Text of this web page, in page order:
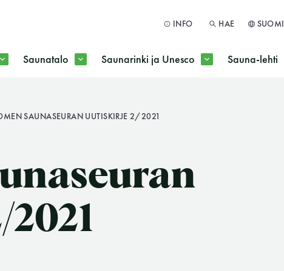
INFO HAE SUOMI
Saunatalo Saunarinki ja Unesco Sauna-lehti
SAUNASEURAN UUTISKIRJE 2/2021